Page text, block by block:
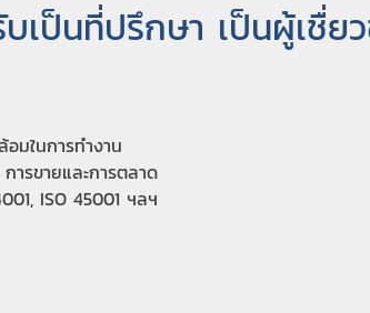
เป็นที่ปรึกษา เป็นผู้เชื่ย
มในการทำงาน
รขายและการตลาด
ISO 45001 ฯลฯ